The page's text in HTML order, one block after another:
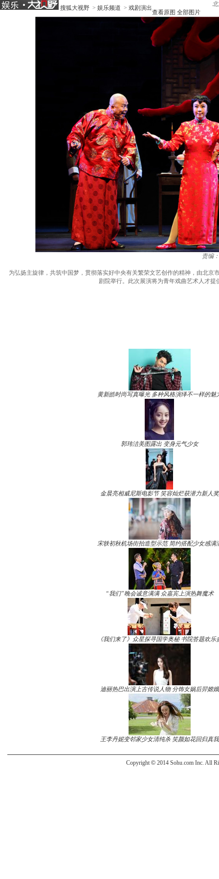
搜狐大视野 > 娱乐频道 > 戏剧演出
查看原图 全部图片
责编
为弘扬主旋律，共筑中国梦，贯彻落实好中央有关繁荣文艺创作的精神，由北京
剧院举行。此次展演将为青年戏曲艺术人才
黄新皓时尚写真曝光 多种风格演绎不一样的魅
郭玮洁美图露出 变身元气少女
金晨亮相威尼斯电影节 笑容灿烂获潜力新人奖
宋轶初秋机场街拍造型示范 简约搭配少女感满
“我们”晚会诚意满满 众嘉宾上演热舞魔术
《我们来了》众星探寻国学奥秘 书院答题欢乐
迪丽热巴出演上古传说人物 分饰女娲后羿嫦娥
王李丹妮变邻家少女清纯杀 笑颜如花回归真我
Copyright © 2014 Sohu.com Inc. All